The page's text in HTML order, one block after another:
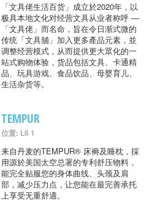
「文具佬生活百货」成立於2020年，以
极具本地文化对经营文具从业者称呼 —
「文具佬」而名命，旨在令日渐式微的
传统「文具舖」加入更多產品元素，並
调整经营模式，从而提供更大眾化的一
站式购物体验，货品包括文具、卡通精
品、玩具游戏、食品饮品、母婴育儿、
生活杂货等。
TEMPUR
位置: L6 1
来自丹麦的TEMPUR® 床褥及睡枕，採
用源於美国太空总署的专利舒压物料，
能完全贴服您的身体曲线、头颈及肩
部，减少压力点，让您能在最完善承托
上享受无重舒適。